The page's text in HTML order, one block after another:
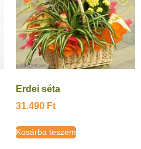
Erdei séta
31.490 Ft
Kosárba teszem